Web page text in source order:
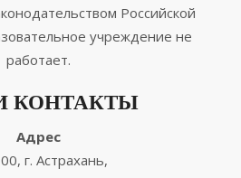
Российской
учреждение не
работает.
КОНТАКТЫ
Адрес
г. Астрахань,